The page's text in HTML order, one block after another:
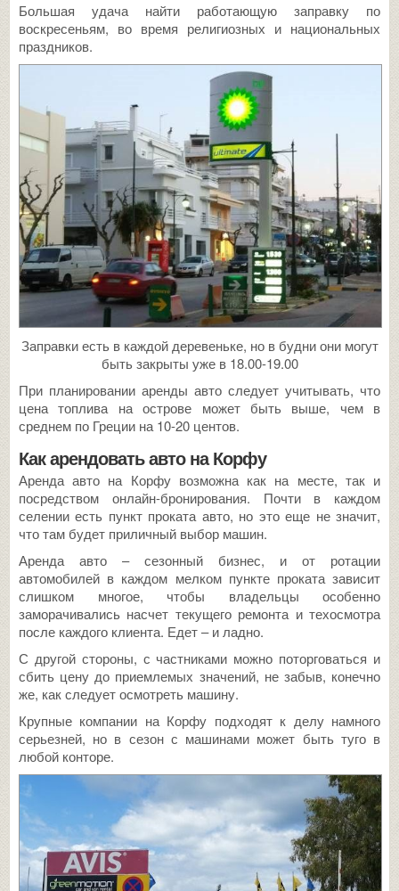
Большая удача найти работающую заправку по
воскресеньям, во время религиозных и национальных
праздников.
Заправки есть в каждой деревеньке, но в будни они могут
быть закрыты уже в 18.00-19.00
При планировании аренды авто следует учитывать, что
цена топлива на острове может быть выше, чем в
среднем по Греции на 10-20 центов.
Как арендовать авто на Корфу
Аренда авто на Корфу возможна как на месте, так и
посредством онлайн-бронирования. Почти в каждом
селении есть пункт проката авто, но это еще не значит,
что там будет приличный выбор машин.
Аренда авто – сезонный бизнес, и от ротации
автомобилей в каждом мелком пункте проката зависит
слишком многое, чтобы владельцы особенно
заморачивались насчет текущего ремонта и техосмотра
после каждого клиента. Едет – и ладно.
С другой стороны, с частниками можно поторговаться и
сбить цену до приемлемых значений, не забыв, конечно
же, как следует осмотреть машину.
Крупные компании на Корфу подходят к делу намного
серьезней, но в сезон с машинами может быть туго в
любой конторе.